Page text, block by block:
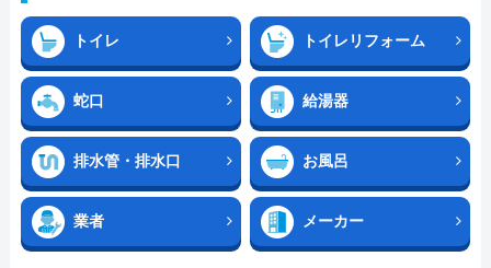
トイレ トイレリフォーム
蛇口 給湯器
排水管・排水口 お風呂
業者 メーカー